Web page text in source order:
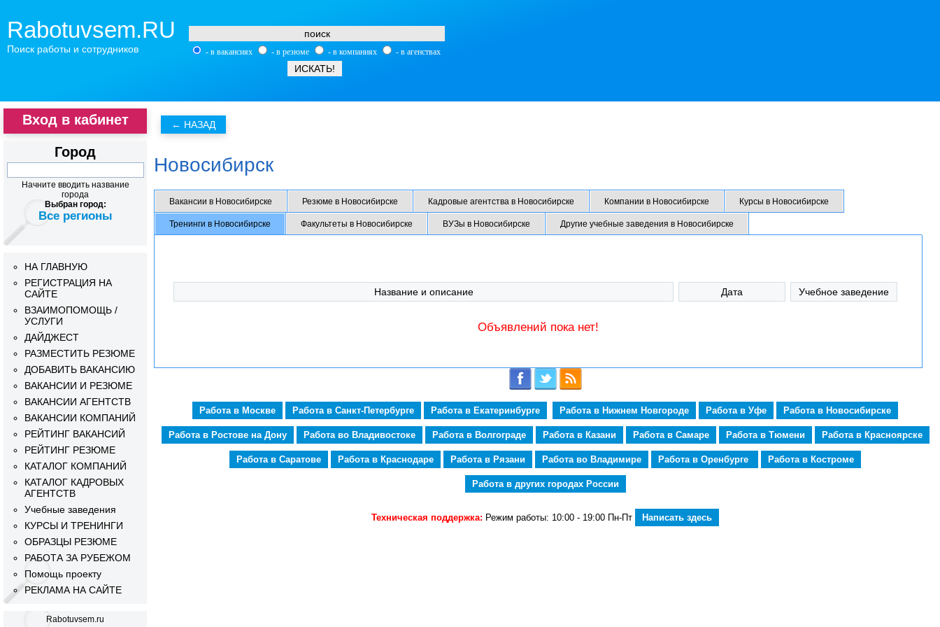
Rabotuvsem.RU
Поиск работы и сотрудников - в вакансиях - в резюме - в компаниях - в агенствах
Новосибирск
Вакансии в Новосибирске Резюме в Новосибирске Кадровые агентства в Новосибирске Компании в Новосибирске Курсы в Новосибирске
Тренинги в Новосибирске Факультеты в Новосибирске ВУЗы в Новосибирске Другие учебные заведения в Новосибирске
Название и описание Дата Учебное заведение
Объявлений пока нет!
Работа в Москве Работа в Санкт-Петербурге Работа в Екатеринбурге Работа в Нижнем Новгороде Работа в Уфе Работа в Новосибирске
Работа в Ростове на Дону Работа во Владивостоке Работа в Волгограде Работа в Казани Работа в Самаре Работа в Тюмени Работа в Красноярске
Работа в Саратове Работа в Краснодаре Работа в Рязани Работа во Владимире Работа в Оренбурге Работа в Костроме
Работа в других городах России
Техническая поддержка: Режим работы: 10:00 - 19:00 Пн-Пт Написать здесь
Вход в кабинет
Город
Начните вводить название
города
Выбран город:
Все регионы
НА ГЛАВНУЮ
РЕГИСТРАЦИЯ НА
САЙТЕ
ВЗАИМОПОМОЩЬ /
УСЛУГИ
ДАЙДЖЕСТ
РАЗМЕСТИТЬ РЕЗЮМЕ
ДОБАВИТЬ ВАКАНСИЮ
ВАКАНСИИ И РЕЗЮМЕ
ВАКАНСИИ АГЕНТСТВ
ВАКАНСИИ КОМПАНИЙ
РЕЙТИНГ ВАКАНСИЙ
РЕЙТИНГ РЕЗЮМЕ
КАТАЛОГ КОМПАНИЙ
КАТАЛОГ КАДРОВЫХ
АГЕНТСТВ
Учебные заведения
КУРСЫ И ТРЕНИНГИ
ОБРАЗЦЫ РЕЗЮМЕ
РАБОТА ЗА РУБЕЖОМ
Помощь проекту
РЕКЛАМА НА САЙТЕ
Rabotuvsem.ru